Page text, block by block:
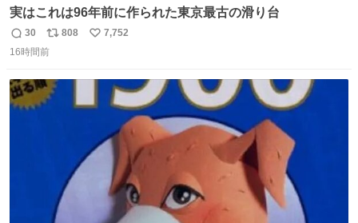
実はこれは96年前に作られた東京最古の滑り台
返
信
30
リ
ポ
ト
数
808
い
7,752
16時間前